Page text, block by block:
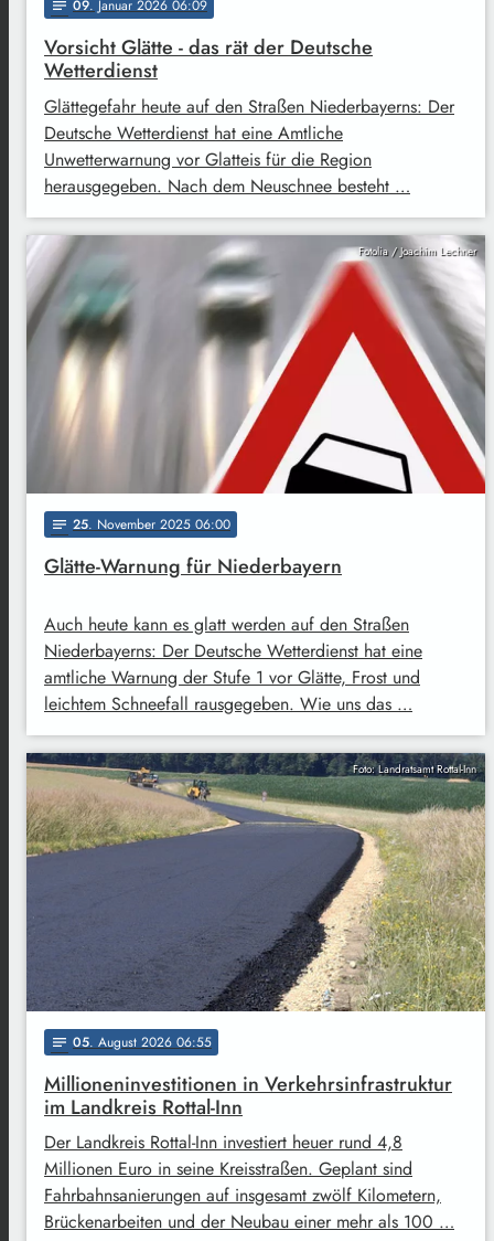
notes 09. Januar 2026 06:09
Vorsicht Glätte - das rät der Deutsche
Wetterdienst
Glättegefahr heute auf den Straßen Niederbayerns: Der
Deutsche Wetterdienst hat eine Amtliche
Unwetterwarnung vor Glatteis für die Region
herausgegeben. Nach dem Neuschnee besteht …
Fotolia / Joachim Lechner
notes 25. November 2025 06:00
Glätte-Warnung für Niederbayern
Auch heute kann es glatt werden auf den Straßen
Niederbayerns: Der Deutsche Wetterdienst hat eine
amtliche Warnung der Stufe 1 vor Glätte, Frost und
leichtem Schneefall rausgegeben. Wie uns das …
Foto: Landratsamt Rottal-Inn
notes 05. August 2026 06:55
Millioneninvestitionen in Verkehrsinfrastruktur
im Landkreis Rottal-Inn
Der Landkreis Rottal-Inn investiert heuer rund 4,8
Millionen Euro in seine Kreisstraßen. Geplant sind
Fahrbahnsanierungen auf insgesamt zwölf Kilometern,
Brückenarbeiten und der Neubau einer mehr als 100 …